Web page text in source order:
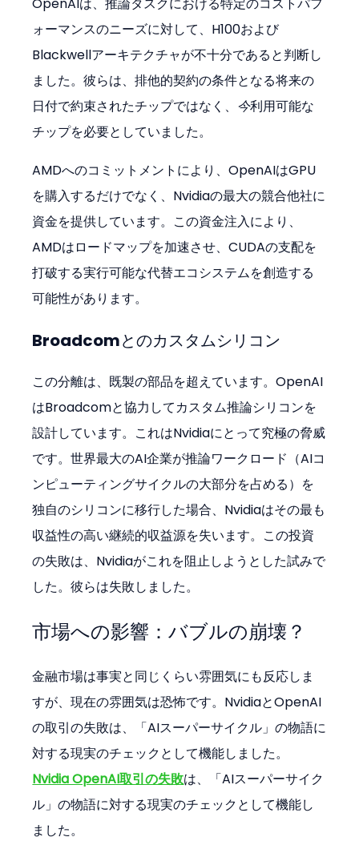
OpenAIは、推論タスクにおける特定のコストパフ
ォーマンスのニーズに対して、H100および
Blackwellアーキテクチャが不十分であると判断し
ました。彼らは、排他的契約の条件となる将来の
日付で約束されたチップではなく、 今利用可能な
チップを必要としていました。
AMDへのコミットメントにより、OpenAIはGPU
を購入するだけでなく、Nvidiaの最大の競合他社に
資金を提供しています。この資金注入により、
AMDはロードマップを加速させ、CUDAの支配を
打破する実行可能な代替エコシステムを創造する
可能性があります。
Broadcomとのカスタムシリコン
この分離は、既製の部品を超えています。OpenAI
はBroadcomと協力してカスタム推論シリコンを
設計しています。これはNvidiaにとって究極の脅威
です。世界最大のAI企業が推論ワークロード（AIコ
ンピューティングサイクルの大部分を占める）を
独自のシリコンに移行した場合、Nvidiaはその最も
収益性の高い継続的収益源を失います。この投資
の失敗は、Nvidiaがこれを阻止しようとした試みで
した。彼らは失敗しました。
市場への影響：バブルの崩壊？
金融市場は事実と同じくらい雰囲気にも反応しま
すが、現在の雰囲気は恐怖です。NvidiaとOpenAI
の取引の失敗は、「AIスーパーサイクル」の物語に
対する現実のチェックとして機能しました。
Nvidia OpenAI取引の失敗は、「AIスーパーサイク
ル」の物語に対する現実のチェックとして機能し
ました。